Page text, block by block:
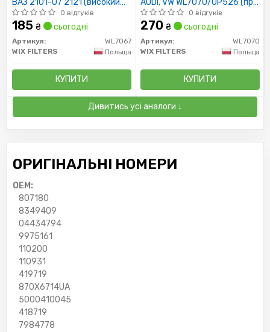
88мм) WL7067/OP520 (пр-во
WIX-Filtron UA)
0 відгуків
185 ₴ сьогодні
Артикул:
WL7067
WIX FILTERS
Польща
КУПИТИ
во WIX-Filtron)0 відгуків
270 ₴ сьогодні
Артикул:
WL7070
WIX FILTERS
Польща
КУПИТИ
Дивитись усі аналоги ↓
ОРИГІНАЛЬНІ НОМЕРИ
OEM:
807180
8349409
04434794
9975161
110200
110931
419719
870X6714UA
5000410045
418719
7984778